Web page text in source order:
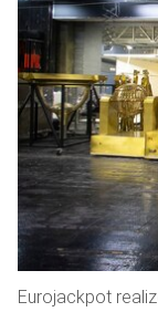
Eurojackpot